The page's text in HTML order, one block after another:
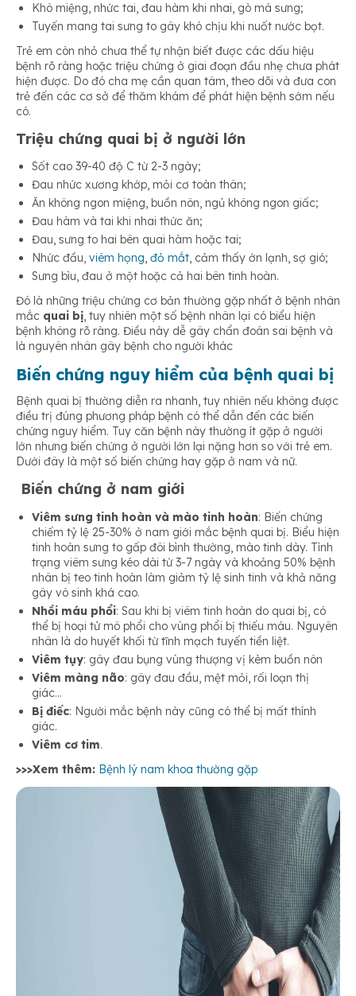
Khô miệng, nhức tai, đau hàm khi nhai, gò má sưng;
Tuyến mang tai sưng to gây khó chịu khi nuốt nước bọt.
Trẻ em còn nhỏ chưa thể tự nhận biết được các dấu hiệu
bệnh rõ ràng hoặc triệu chứng ở giai đoạn đầu nhẹ chưa phát
hiện được. Do đó cha mẹ cần quan tâm, theo dõi và đưa con
trẻ đến các cơ sở để thăm khám để phát hiện bệnh sớm nếu
có.
Triệu chứng quai bị ở người lớn
Sốt cao 39-40 độ C từ 2-3 ngày;
Đau nhức xương khớp, mỏi cơ toàn thân;
Ăn không ngon miệng, buồn nôn, ngủ không ngon giấc;
Đau hàm và tai khi nhai thức ăn;
Đau, sưng to hai bên quai hàm hoặc tai;
Nhức đầu, viêm họng, đỏ mắt, cảm thấy ớn lạnh, sợ gió;
Sưng bìu, đau ở một hoặc cả hai bên tinh hoàn.
Đó là những triệu chứng cơ bản thường gặp nhất ở bệnh nhân
mắc quai bị, tuy nhiên một số bệnh nhân lại có biểu hiện
bệnh không rõ ràng. Điều này dễ gây chẩn đoán sai bệnh và
là nguyên nhân gây bệnh cho người khác
Biến chứng nguy hiểm của bệnh quai bị
Bệnh quai bị thường diễn ra nhanh, tuy nhiên nếu không được
điều trị đúng phương pháp bệnh có thể dẫn đến các biến
chứng nguy hiểm. Tuy căn bệnh này thường ít gặp ở người
lớn nhưng biến chứng ở người lớn lại nặng hơn so với trẻ em.
Dưới đây là một số biến chứng hay gặp ở nam và nữ.
Biến chứng ở nam giới
Viêm sưng tinh hoàn và mào tinh hoàn: Biến chứng
chiếm tỷ lệ 25-30% ở nam giới mắc bệnh quai bị. Biểu hiện
tinh hoàn sưng to gấp đôi bình thường, mào tinh dày. Tình
trạng viêm sưng kéo dài từ 3-7 ngày và khoảng 50% bệnh
nhân bị teo tinh hoàn làm giảm tỷ lệ sinh tinh và khả năng
gây vô sinh khá cao.
Nhồi máu phổi: Sau khi bị viêm tinh hoàn do quai bị, có
thể bị hoại tử mô phổi cho vùng phổi bị thiếu máu. Nguyên
nhân là do huyết khối từ tĩnh mạch tuyến tiền liệt.
Viêm tụy: gây đau bụng vùng thượng vị kèm buồn nôn
Viêm màng não: gây đau đầu, mệt mỏi, rối loạn thị
giác…
Bị điếc: Người mắc bệnh này cũng có thể bị mất thính
giác.
Viêm cơ tim.
>>>Xem thêm: Bệnh lý nam khoa thường gặp